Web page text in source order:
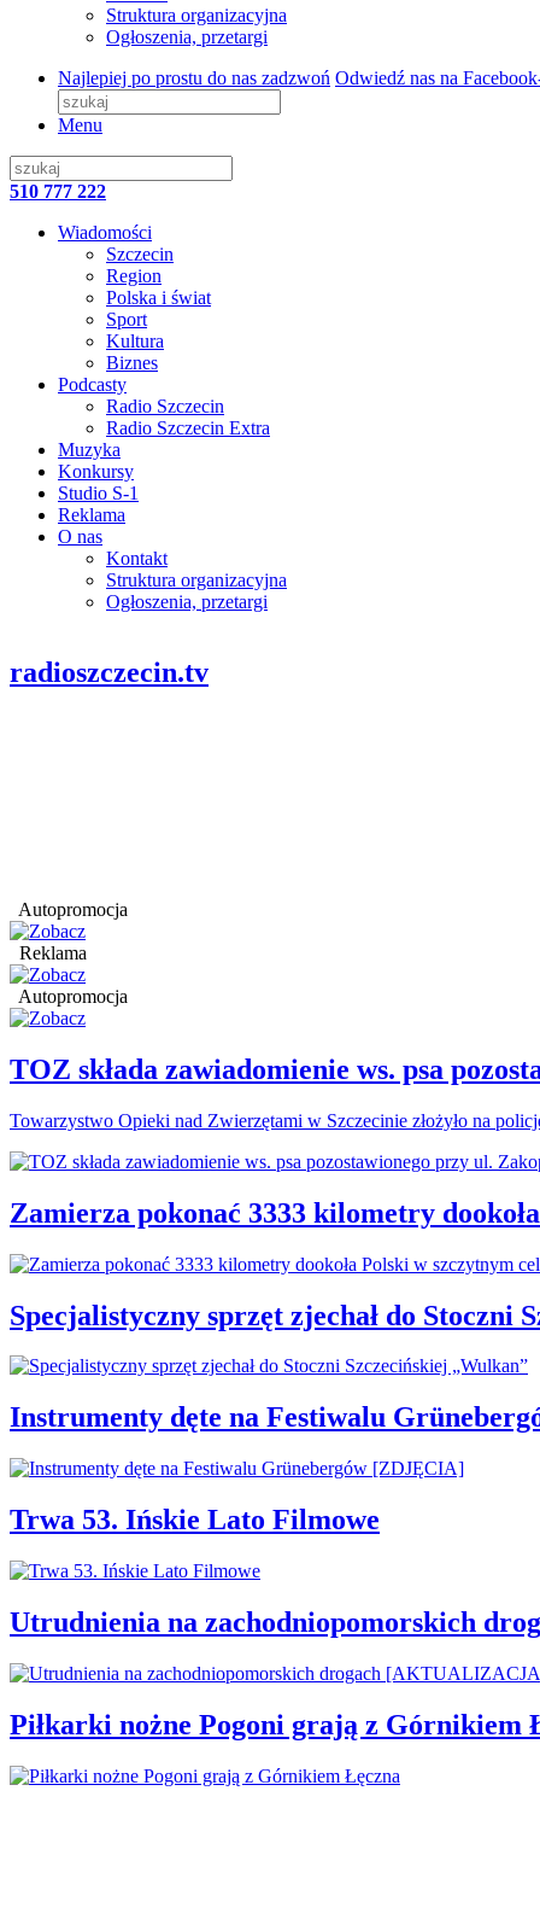
Struktura organizacyjna
Ogłoszenia, przetargi
Najlepiej po prostu do nas zadzwoń Odwiedź nas na
Menu
510 777 222
Wiadomości
Szczecin
Region
Polska i świat
Sport
Kultura
Biznes
Podcasty
Radio Szczecin
Radio Szczecin Extra
Muzyka
Konkursy
Studio S-1
Reklama
O nas
Kontakt
Struktura organizacyjna
Ogłoszenia, przetargi
radioszczecin.tv
Autopromocja
Reklama
Autopromocja
TOZ składa zawiadomienie ws. psa
Towarzystwo Opieki nad Zwierzętami w Szczecinie złożyło na
Zamierza pokonać 3333 kilometry
Specjalistyczny sprzęt zjechał do Stoczni
Instrumenty dęte na Festiwalu
Trwa 53. Ińskie Lato Filmowe
Utrudnienia na zachodniopomorskich
Piłkarki nożne Pogoni grają z Górnikiem